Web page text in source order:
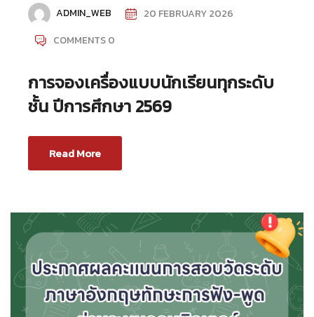
ADMIN_WEB
20 FEBRUARY 2026
COMMENTS 0
การจองเครื่องแบบนักเรียนทุกระดับ
ชั้น ปีการศึกษา 2569
Read More